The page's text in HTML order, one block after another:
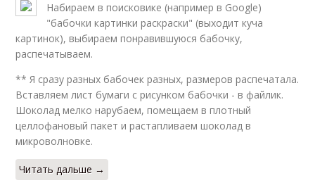
Набираем в поисковике (например в Google)
"бабочки картинки раскраски" (выходит куча
картинок), выбираем понравившуюся бабочку,
распечатываем.
** Я сразу разных бабочек разных, размеров распечатала.
Вставляем лист бумаги с рисунком бабочки - в файлик.
Шоколад мелко нарубаем, помещаем в плотный
целлофановый пакет и растапливаем шоколад в
микроволновке.
Читать дальше →